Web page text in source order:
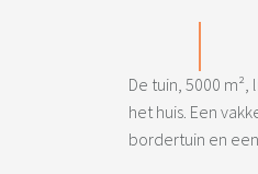
De tuin, 5000
het huis. Een
bordertuin en